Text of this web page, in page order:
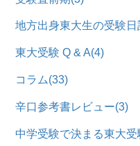
地方出身東大生の受験日
東大受験 Q & A(4)
コラム(33)
辛口参考書レビュー(3)
中学受験で決まる東大受